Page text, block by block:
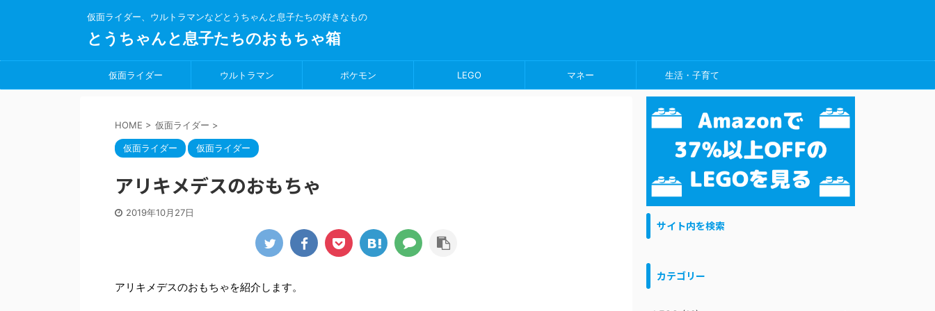
仮面ライダー、ウルトラマンなどとうちゃんと息子たちの好きなもの
とうちゃんと息子たちのおもちゃ箱
仮面ライダー ウルトラマン ポケモン LEGO マネー 生活・子育て
HOME > 仮面ライダー >
仮面ライダー 仮面ライダー
アリキメデスのおもちゃ
2019年10月27日
アリキメデスのおもちゃを紹介します。
サイト内を検索
カテゴリー